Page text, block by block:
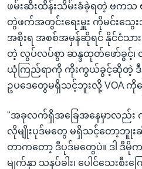
ဖမ်းဆီးထိန်းသိမ်းခံခဲ့ရတဲ့ ဗကသ
တွဲဖက်အတွင်းရေးမှူး ကိုမင်းသွ
အစိုးရ အစစ်အမှန်ဆိုရင် နိုင်ငံသ
တဲ့ လွပ်လပ်စွာ ဆန္ဒထုတ်ဖော်ခွင့်၊
ယုံကြည်ရာကို ကိုးကွယ်ခွင့်ဆိုတဲ့
ဥပဒေတွေမရှိသင့်ဘူးလို့ VOA ကိုပ
"အခုလက်ရှိအခြေအနေမှာလည်း
လိုမျိုးပုဒ်မတွေ မရှိသင့်တော့ဘူုး
တာကတော့ ဒီပုဒ်မတွေပဲ။ ဒါ ဒီမိုက
မျက်နှာ သနပ်ခါး၊ ပေါင်သေးစီး